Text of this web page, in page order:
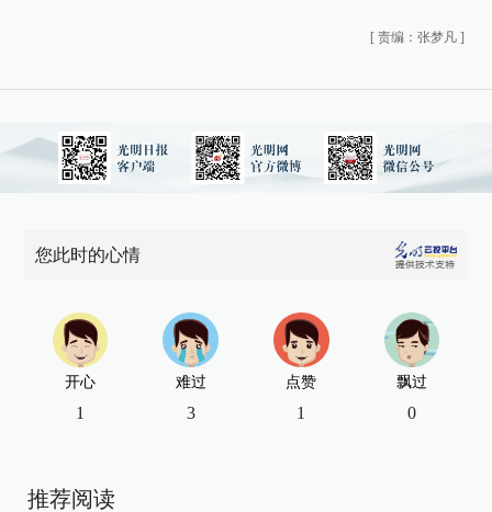
[ 责编：张梦凡 ]
您此时的心情
开心
1
难过
3
点赞
1
飘过
0
推荐阅读